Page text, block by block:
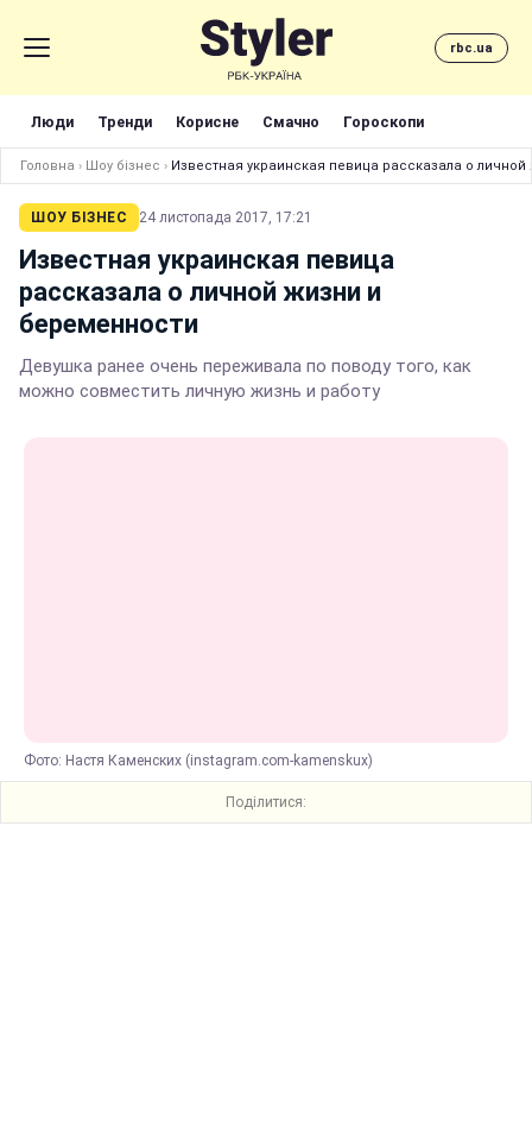
rbc.ua
Люди Тренди Корисне Смачно Гороскопи
Головна › Шоу бізнес › Известная украинская певица рассказала о
ШОУ БІЗНЕС 24 листопада 2017, 17:21
Известная украинская певица
рассказала о личной жизни и
беременности
Девушка ранее очень переживала по поводу того, как
можно совместить личную жизнь и работу
Фото: Настя Каменских (instagram.com-kamenskux)
Поділитися: